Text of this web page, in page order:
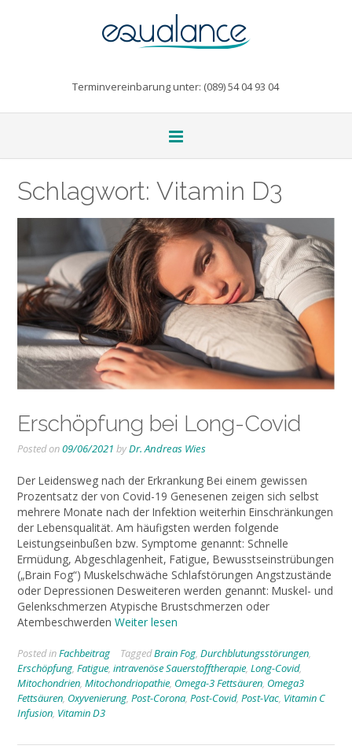
Terminvereinbarung unter: (089) 54 04 93 04
Schlagwort: Vitamin D3
Erschöpfung bei Long-Covid
Posted on09/06/2021 byDr. Andreas Wies
Der Leidensweg nach der Erkrankung Bei einem gewissen
Prozentsatz der von Covid-19 Genesenen zeigen sich selbst
mehrere Monate nach der Infektion weiterhin Einschränkungen
der Lebensqualität. Am häufigsten werden folgende
Leistungseinbußen bzw. Symptome genannt: Schnelle
Ermüdung, Abgeschlagenheit, Fatigue, Bewusstseinstrübungen
(„Brain Fog“) Muskelschwäche Schlafstörungen Angstzustände
oder Depressionen Desweiteren werden genannt: Muskel- und
Gelenkschmerzen Atypische Brustschmerzen oder
Atembeschwerden Weiter lesen
Posted inFachbeitrag TaggedBrain Fog, Durchblutungsstörungen,
Erschöpfung, Fatigue, intravenöse Sauerstofftherapie, Long-Covid,
Mitochondrien, Mitochondriopathie, Omega-3 Fettsäuren, Omega3
Fettsäuren, Oxyvenierung, Post-Corona, Post-Covid, Post-Vac, Vitamin C
Infusion, Vitamin D3